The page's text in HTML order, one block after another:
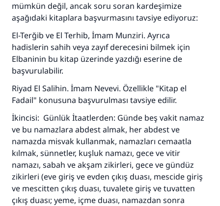
mümkün değil, ancak soru soran kardeşimize
aşağıdaki kitaplara başvurmasını tavsiye ediyoruz:
El-Terğib ve El Terhib, İmam Munziri. Ayrıca
hadislerin sahih veya zayıf derecesini bilmek için
Elbaninin bu kitap üzerinde yazdığı eserine de
başvurulabilir.
Riyad El Salihin. İmam Nevevi. Özellikle "Kitap el
Fadail" konusuna başvurulması tavsiye edilir.
İkincisi: Günlük İtaatlerden: Günde beş vakit namaz
ve bu namazlara abdest almak, her abdest ve
namazda misvak kullanmak, namazları cemaatla
kılmak, sünnetler, kuşluk namazı, gece ve vitir
namazı, sabah ve akşam zikirleri, gece ve gündüz
zikirleri (eve giriş ve evden çıkış duası, mescide giriş
ve mescitten çıkış duası, tuvalete giriş ve tuvatten
çıkış duası; yeme, içme duası, namazdan sonra